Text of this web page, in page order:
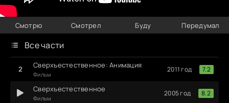
Смотрю Смотрел Буду Передумал
Все части
Сверхъестественное
Фильм
2005 год 8.2
Сверхъестественное: Анимация
Фильм
2011 год 7.2